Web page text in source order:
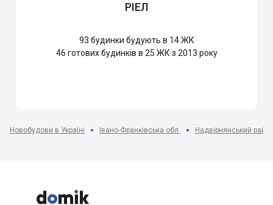
РІЕЛ
93 будинки будують в 14 ЖК
46 готових будинків в 25 ЖК з 2013 року
Новобудови в Україні Івано-Франківська обл. Надвірнянський


